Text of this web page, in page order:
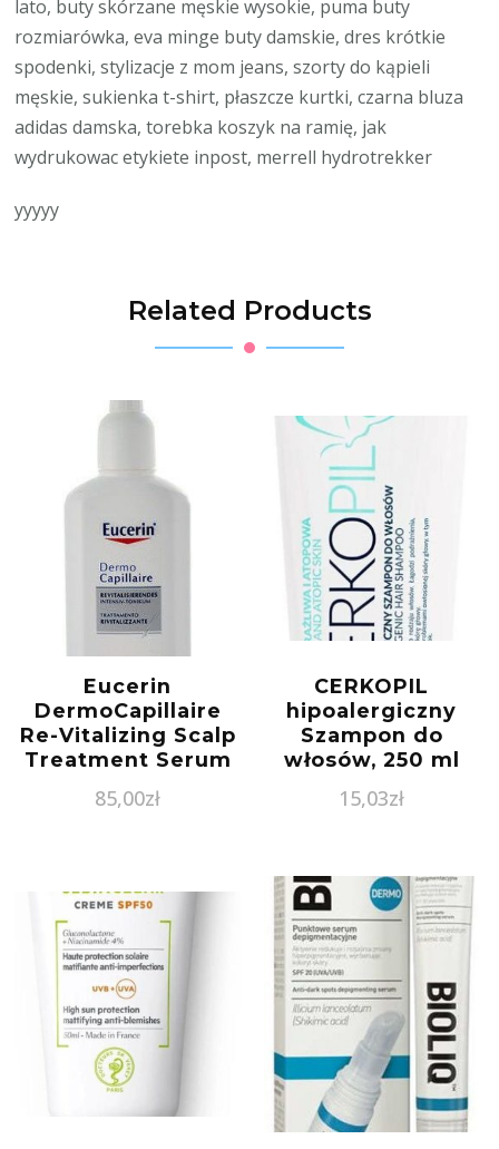
lato, buty skórzane męskie wysokie, puma buty
rozmiarówka, eva minge buty damskie, dres krótkie
spodenki, stylizacje z mom jeans, szorty do kąpieli
męskie, sukienka t-shirt, płaszcze kurtki, czarna bluza
adidas damska, torebka koszyk na ramię, jak
wydrukowac etykiete inpost, merrell hydrotrekker
yyyyy
Related Products
Eucerin
DermoCapillaire
Re-Vitalizing Scalp
Treatment Serum
do włosów 100ml
85,00zł
CERKOPIL
hipoalergiczny
Szampon do
włosów, 250 ml
15,03zł